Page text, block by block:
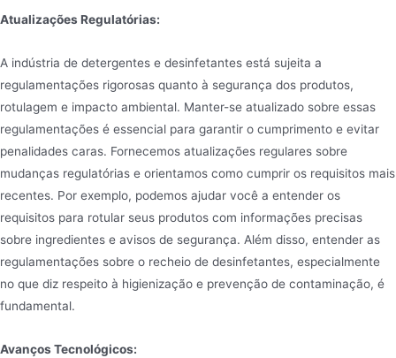
Atualizações Regulatórias:
A indústria de detergentes e desinfetantes está sujeita a
regulamentações rigorosas quanto à segurança dos produtos,
rotulagem e impacto ambiental. Manter-se atualizado sobre essas
regulamentações é essencial para garantir o cumprimento e evitar
penalidades caras. Fornecemos atualizações regulares sobre
mudanças regulatórias e orientamos como cumprir os requisitos mais
recentes. Por exemplo, podemos ajudar você a entender os
requisitos para rotular seus produtos com informações precisas
sobre ingredientes e avisos de segurança. Além disso, entender as
regulamentações sobre o recheio de desinfetantes, especialmente
no que diz respeito à higienização e prevenção de contaminação, é
fundamental.
Avanços Tecnológicos: